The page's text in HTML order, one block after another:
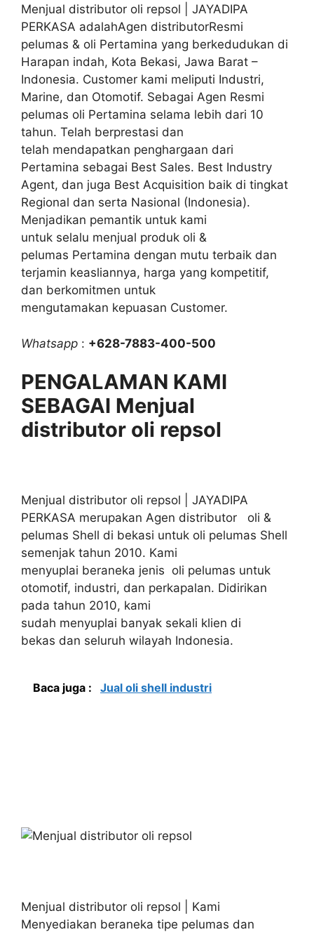
Menjual distributor oli repsol | JAYADIPA
PERKASA adalahAgen distributorResmi
pelumas & oli Pertamina yang berkedudukan di
Harapan indah, Kota Bekasi, Jawa Barat –
Indonesia. Customer kami meliputi Industri,
Marine, dan Otomotif. Sebagai Agen Resmi
pelumas oli Pertamina selama lebih dari 10
tahun. Telah berprestasi dan
telah mendapatkan penghargaan dari
Pertamina sebagai Best Sales. Best Industry
Agent, dan juga Best Acquisition baik di tingkat
Regional dan serta Nasional (Indonesia).
Menjadikan pemantik untuk kami
untuk selalu menjual produk oli &
pelumas Pertamina dengan mutu terbaik dan
terjamin keasliannya, harga yang kompetitif,
dan berkomitmen untuk
mengutamakan kepuasan Customer.
Whatsapp : +628-7883-400-500
PENGALAMAN KAMI
SEBAGAI Menjual
distributor oli repsol
Menjual distributor oli repsol | JAYADIPA
PERKASA merupakan Agen distributor oli &
pelumas Shell di bekasi untuk oli pelumas Shell
semenjak tahun 2010. Kami
menyuplai beraneka jenis oli pelumas untuk
otomotif, industri, dan perkapalan. Didirikan
pada tahun 2010, kami
sudah menyuplai banyak sekali klien di
bekas dan seluruh wilayah Indonesia.
Baca juga : Jual oli shell industri
Menjual distributor oli repsol | Kami
Menyediakan beraneka tipe pelumas dan